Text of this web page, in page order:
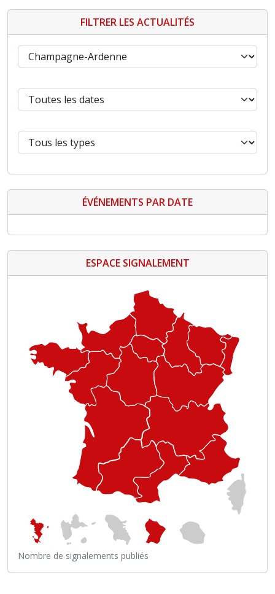
FILTRER LES ACTUALITÉS
ÉVÉNEMENTS PAR DATE
ESPACE SIGNALEMENT
Nombre de signalements publiés